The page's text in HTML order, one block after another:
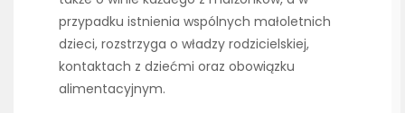
przypadku istnienia wspólnych małoletnich
dzieci, rozstrzyga o władzy rodzicielskiej,
kontaktach z dziećmi oraz obowiązku
alimentacyjnym.